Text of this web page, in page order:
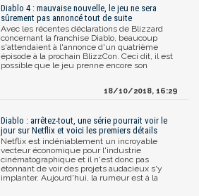
Diablo 4 : mauvaise nouvelle, le jeu ne sera
sûrement pas annoncé tout de suite
Avec les récentes déclarations de Blizzard
concernant la franchise Diablo, beaucoup
s'attendaient à l'annonce d'un quatrième
épisode à la prochain BlizzCon. Ceci dit, il est
possible que le jeu prenne encore son
18/10/2018, 16:29
Diablo : arrêtez-tout, une série pourrait voir le
jour sur Netflix et voici les premiers détails
Netflix est indéniablement un incroyable
vecteur économique pour l'industrie
cinématographique et il n'est donc pas
étonnant de voir des projets audacieux s'y
implanter. Aujourd'hui, la rumeur est à la